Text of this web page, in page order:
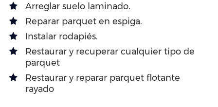
Arreglar suelo laminado.
Reparar parquet en espiga.
Instalar rodapiés.
Restaurar y recuperar cualquier tipo de
parquet
Restaurar y reparar parquet flotante
rayado